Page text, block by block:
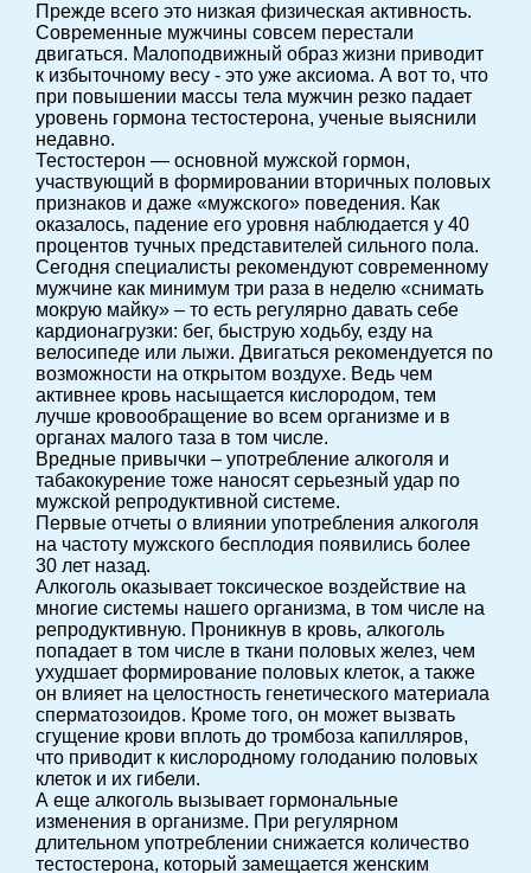
Прежде всего это низкая физическая активность.
Современные мужчины совсем перестали
двигаться. Малоподвижный образ жизни приводит
к избыточному весу - это уже аксиома. А вот то, что
при повышении массы тела мужчин резко падает
уровень гормона тестостерона, ученые выяснили
недавно.
Тестостерон — основной мужской гормон,
участвующий в формировании вторичных половых
признаков и даже «мужского» поведения. Как
оказалось, падение его уровня наблюдается у 40
процентов тучных представителей сильного пола.
Сегодня специалисты рекомендуют современному
мужчине как минимум три раза в неделю «снимать
мокрую майку» – то есть регулярно давать себе
кардионагрузки: бег, быструю ходьбу, езду на
велосипеде или лыжи. Двигаться рекомендуется по
возможности на открытом воздухе. Ведь чем
активнее кровь насыщается кислородом, тем
лучше кровообращение во всем организме и в
органах малого таза в том числе.
Вредные привычки – употребление алкоголя и
табакокурение тоже наносят серьезный удар по
мужской репродуктивной системе.
Первые отчеты о влиянии употребления алкоголя
на частоту мужского бесплодия появились более
30 лет назад.
Алкоголь оказывает токсическое воздействие на
многие системы нашего организма, в том числе на
репродуктивную. Проникнув в кровь, алкоголь
попадает в том числе в ткани половых желез, чем
ухудшает формирование половых клеток, а также
он влияет на целостность генетического материала
сперматозоидов. Кроме того, он может вызвать
сгущение крови вплоть до тромбоза капилляров,
что приводит к кислородному голоданию половых
клеток и их гибели.
А еще алкоголь вызывает гормональные
изменения в организме. При регулярном
длительном употреблении снижается количество
тестостерона, который замещается женским